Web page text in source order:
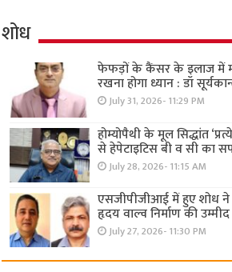
शोध
फेफड़ों के कैंसर के इलाज में
रखना होगा ध्यान : डॉ
July 31, 2026- 11:29 PM
होम्योपैथी के मूल सिद्धांत
से हेपेटाइटिस बी व सी का
July 28, 2026- 11:15 AM
एसजीपीजीआई में हुए शोध
हृदय वाल्व निर्माण की उम्मीद
July 27, 2026- 11:30 PM